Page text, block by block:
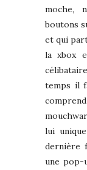
moche,
boutons
et qui
la xbox
temps il
lui
dernière
une pop-